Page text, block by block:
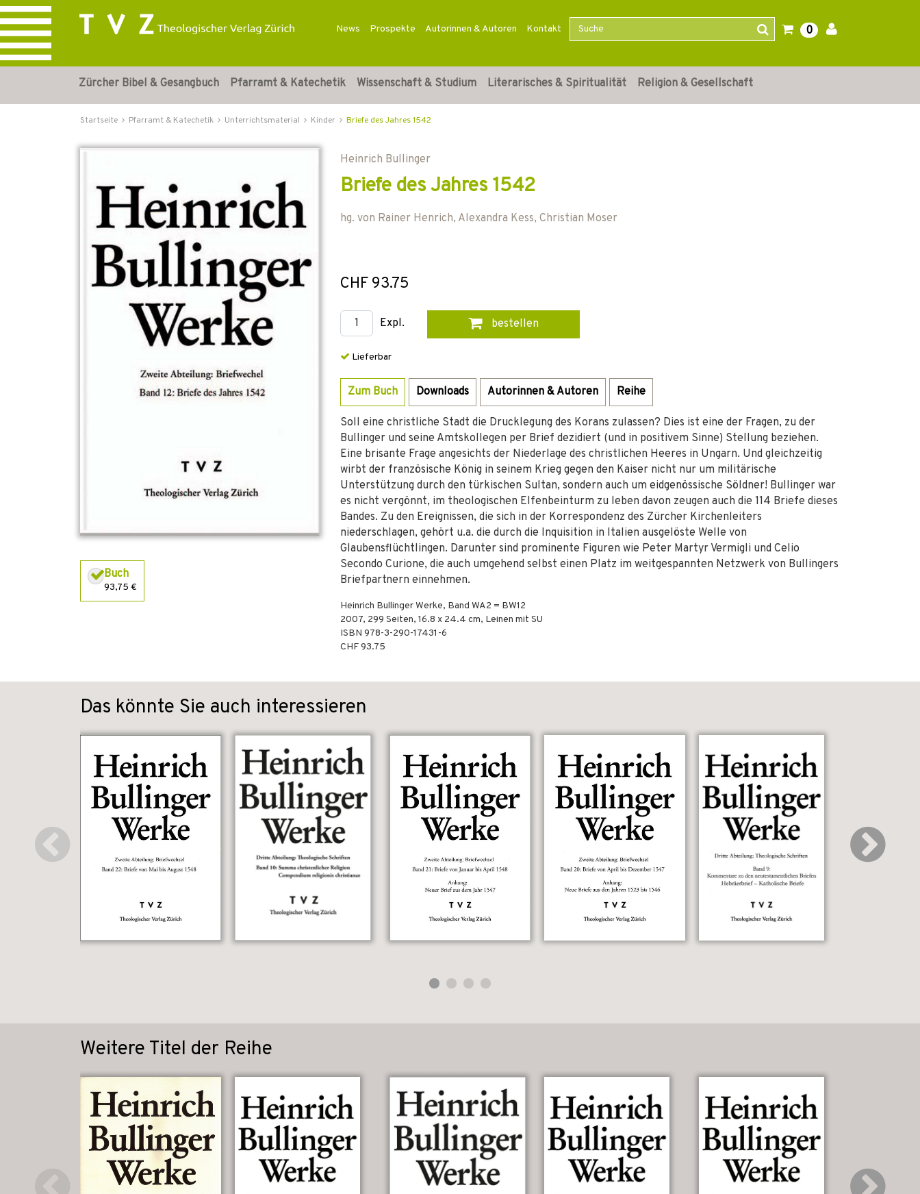
News Prospekte Autorinnen & Autoren Kontakt 0
Zürcher Bibel & Gesangbuch Pfarramt & Katechetik Wissenschaft & Studium Literarisches & Spiritualität Religion & Gesellschaft
Startseite Pfarramt & Katechetik Unterrichtsmaterial Kinder Briefe des Jahres 1542
Buch
93,75 €
Heinrich Bullinger
Briefe des Jahres 1542
hg. von Rainer Henrich, Alexandra Kess, Christian Moser
CHF 93.75
Expl. bestellen
Lieferbar
Zum Buch Downloads Autorinnen & Autoren Reihe
Soll eine christliche Stadt die Drucklegung des Korans zulassen? Dies ist eine der Fragen, zu der
Bullinger und seine Amtskollegen per Brief dezidiert (und in positivem Sinne) Stellung beziehen.
Eine brisante Frage angesichts der Niederlage des christlichen Heeres in Ungarn. Und gleichzeitig
wirbt der französische König in seinem Krieg gegen den Kaiser nicht nur um militärische
Unterstützung durch den türkischen Sultan, sondern auch um eidgenössische Söldner! Bullinger war
es nicht vergönnt, im theologischen Elfenbeinturm zu leben davon zeugen auch die 114 Briefe dieses
Bandes. Zu den Ereignissen, die sich in der Korrespondenz des Zürcher Kirchenleiters
niederschlagen, gehört u.a. die durch die Inquisition in Italien ausgelöste Welle von
Glaubensflüchtlingen. Darunter sind prominente Figuren wie Peter Martyr Vermigli und Celio
Secondo Curione, die auch umgehend selbst einen Platz im weitgespannten Netzwerk von Bullingers
Briefpartnern einnehmen.
Heinrich Bullinger Werke, Band WA2 = BW12
2007, 299 Seiten, 16.8 x 24.4 cm, Leinen mit SU
ISBN 978-3-290-17431-6
CHF 93.75
Das könnte Sie auch interessieren
Weitere Titel der Reihe